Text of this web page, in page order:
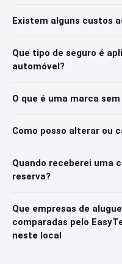
Existem alguns custos
Que tipo de seguro é
automóvel?
O que é uma marca
Como posso alterar ou
Quando receberei uma
reserva?
Que empresas de
comparadas pelo
neste local